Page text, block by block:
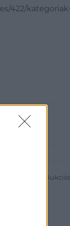
422/
és
318-4035